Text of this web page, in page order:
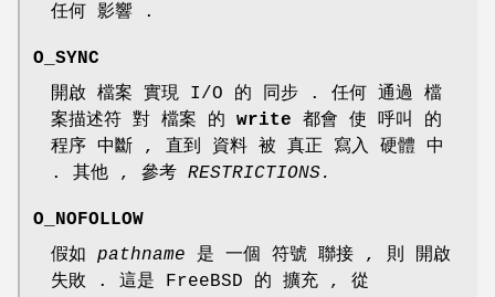
任何 影響 .
O_SYNC
開啟 檔案 實現 I/O 的 同步 . 任何 通過 檔
案描述符 對 檔案 的 write 都會 使 呼叫 的
程序 中斷 , 直到 資料 被 真正 寫入 硬體 中
. 其他 , 參考 RESTRICTIONS.
O_NOFOLLOW
假如 pathname 是 一個 符號 聯接 , 則 開啟
失敗 . 這是 FreeBSD 的 擴充 , 從